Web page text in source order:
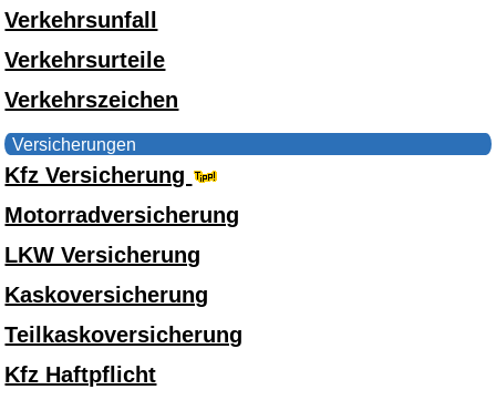
Verkehrsunfall
Verkehrsurteile
Verkehrszeichen
Versicherungen
Kfz Versicherung
Motorradversicherung
LKW Versicherung
Kaskoversicherung
Teilkaskoversicherung
Kfz Haftpflicht